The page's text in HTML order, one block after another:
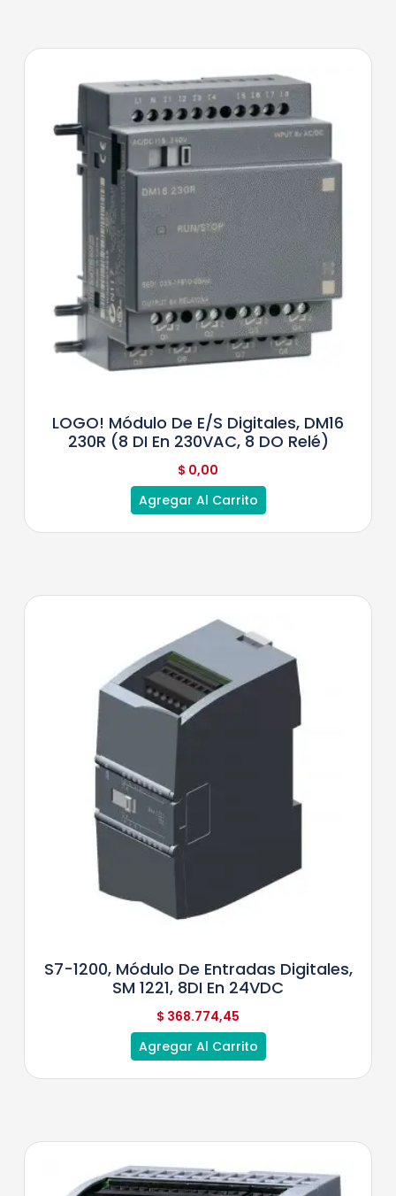
LOGO! Módulo De E/S Digitales, DM16
230R (8 DI En 230VAC, 8 DO Relé)
$ 0,00
Agregar Al Carrito
S7-1200, Módulo De Entradas Digitales,
SM 1221, 8DI En 24VDC
$ 368.774,45
Agregar Al Carrito